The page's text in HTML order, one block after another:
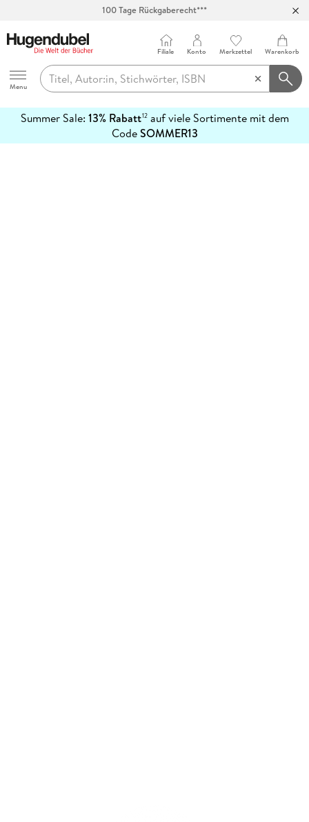
100 Tage Rückgaberecht***
Hugendubel
Menu
Filiale Konto Merkzettel Warenkorb
Summer Sale: 13% Rabatt12auf viele Sortimente mit dem
CodeSOMMER13
erfahren